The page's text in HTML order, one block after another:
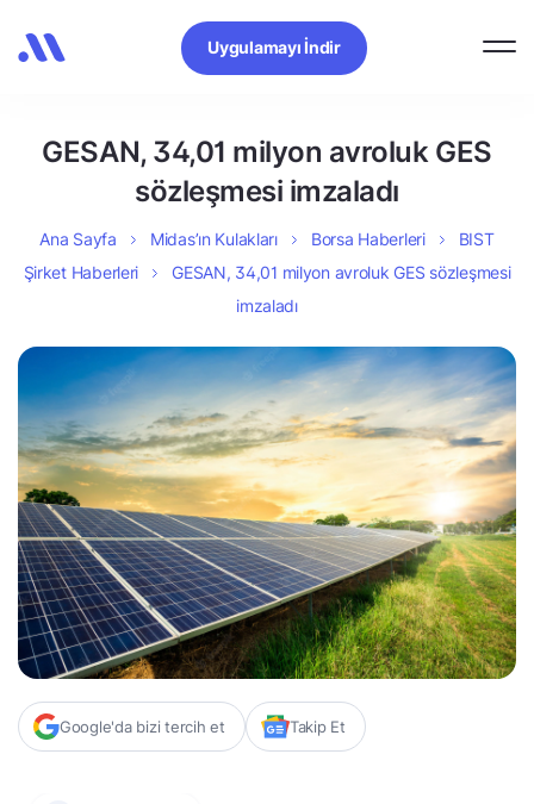
Uygulamayı İndir
GESAN, 34,01 milyon avroluk GES
sözleşmesi imzaladı
Ana Sayfa Midas’ın Kulakları Borsa Haberleri
BIST
Şirket Haberleri
GESAN, 34,01 milyon avroluk GES sözleşmesi
imzaladı
Google'da bizi tercih et Takip Et